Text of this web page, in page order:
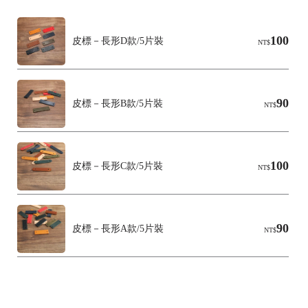
NT$100
皮標－長形D款/5片裝
NT$90
皮標－長形B款/5片裝
NT$100
皮標－長形C款/5片裝
NT$90
皮標－長形A款/5片裝